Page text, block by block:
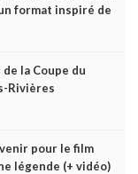
format inspiré de
la Coupe du
Rivières
pour le film
légende (+ vidéo)